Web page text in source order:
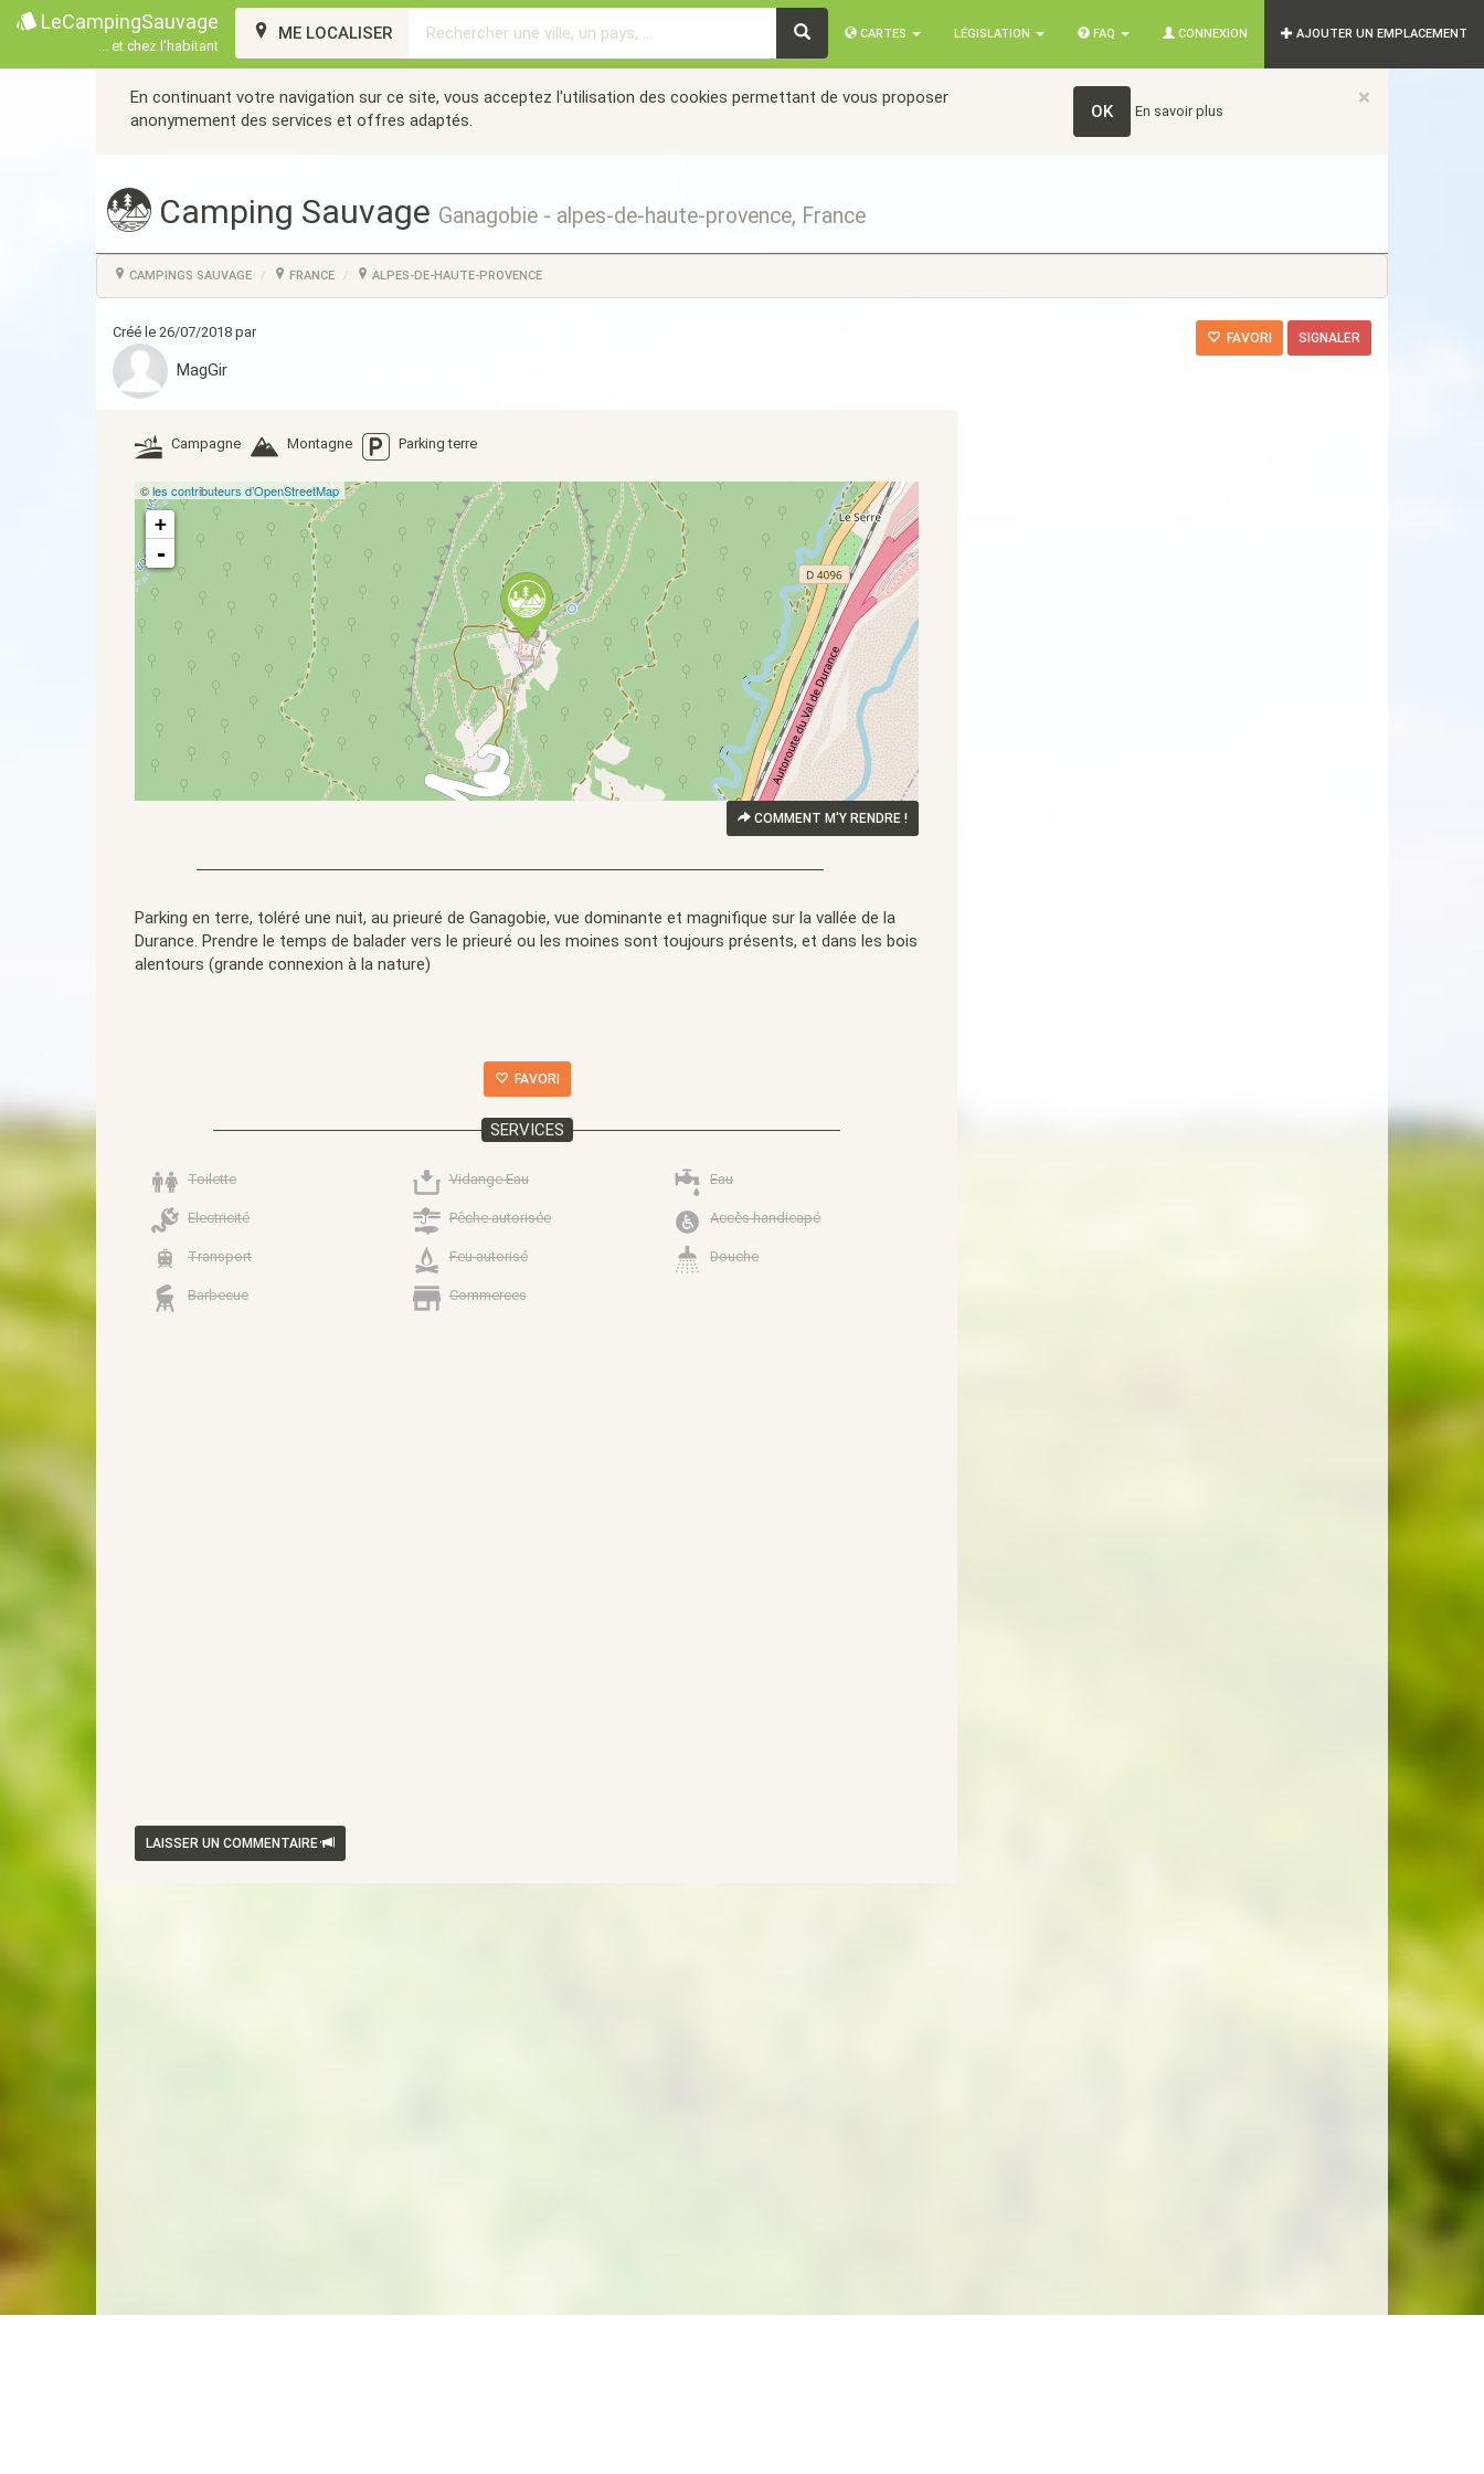
LeCampingSauvage
... et chez l'habitant
CARTES LÉGISLATION FAQ CONNEXION AJOUTER UN EMPLACEMENT
ME LOCALISER
×
En continuant votre navigation sur ce site, vous acceptez l'utilisation des cookies permettant de vous proposer
anonymement des services et offres adaptés.
OK En savoir plus
Camping Sauvage Ganagobie - alpes-de-haute-provence, France
CAMPINGS SAUVAGE FRANCE ALPES-DE-HAUTE-PROVENCE
Créé le 26/07/2018 par
MagGir
FAVORI SIGNALER
Campagne Montagne Parking terre
©les contributeurs d’OpenStreetMap
+
-
COMMENT M'Y RENDRE !
Parking en terre, toléré une nuit, au prieuré de Ganagobie, vue dominante et magnifique sur la vallée de la
Durance. Prendre le temps de balader vers le prieuré ou les moines sont toujours présents, et dans les bois
alentours (grande connexion à la nature)
FAVORI
SERVICES
Toilette Vidange Eau Eau
Electricité Pêche autorisée Accès handicapé
Transport Feu autorisé Douche
Barbecue Commerces
LAISSER UN COMMENTAIRE